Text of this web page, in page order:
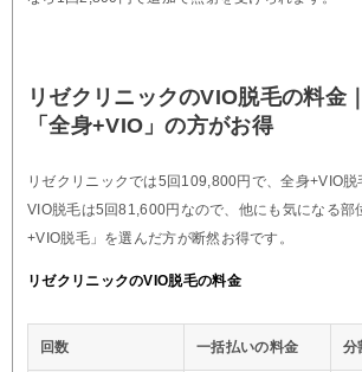
リゼクリニックのVIO脱毛の料金
「全身+VIO」の方がお得
リゼクリニックでは5回109,800円で、全身+VIO脱
VIO脱毛は5回81,600円なので、他にも気になる部
+VIO脱毛」を選んだ方が断然お得です。
リゼクリニックのVIO脱毛の料金
回数 一括払いの料金 分